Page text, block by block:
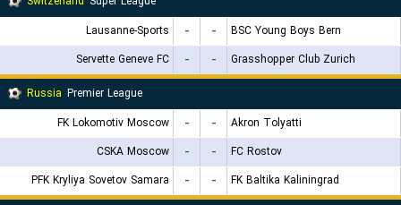
Lausanne-Sports
- -
BSC Young Boys Bern
Servette Geneve FC
- -
Grasshopper Club Zurich
Russia Premier League
FK Lokomotiv Moscow
- -
Akron Tolyatti
CSKA Moscow
- -
FC Rostov
PFK Kryliya Sovetov Samara
- -
FK Baltika Kaliningrad